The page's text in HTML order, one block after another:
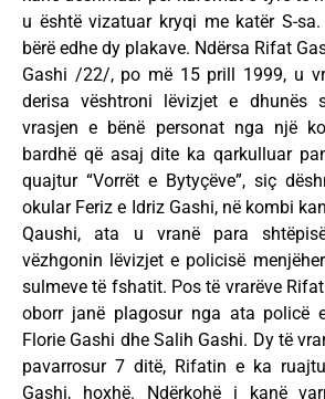
u është vizatuar kryqi me katër S-
bërë edhe dy plakave. Ndërsa Rifat
Gashi /22/, po më 15 prill 1999, u
derisa vështroni lëvizjet e dhunës
vrasjen e bënë personat nga një
bardhë që asaj dite ka qarkulluar
quajtur “Vorrët e Bytyçëve”, siç
okular Feriz e Idriz Gashi, në kombi
Qaushi, ata u vranë para
vëzhgonin lëvizjet e policisë
sulmeve të fshatit. Pos të vrarëve
oborr janë plagosur nga ata policë
Florie Gashi dhe Salih Gashi. Dy të
pavarrosur 7 ditë, Rifatin e ka
Gashi, hoxhë. Ndërkohë i kanë